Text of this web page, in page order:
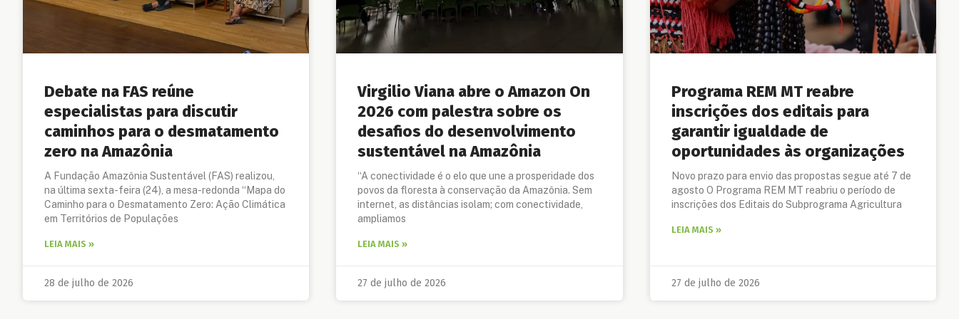
Debate na FAS reúne
especialistas para discutir
caminhos para o desmatamento
zero na Amazônia
A Fundação Amazônia Sustentável (FAS) realizou,
na última sexta-feira (24), a mesa-redonda “Mapa do
Caminho para o Desmatamento Zero: Ação Climática
em Territórios de Populações
LEIA MAIS »
28 de julho de 2026
Virgilio Viana abre o Amazon On
2026 com palestra sobre os
desafios do desenvolvimento
sustentável na Amazônia
“A conectividade é o elo que une a prosperidade dos
povos da floresta à conservação da Amazônia. Sem
internet, as distâncias isolam; com conectividade,
ampliamos
LEIA MAIS »
27 de julho de 2026
Programa REM MT reabre
inscrições dos editais para
garantir igualdade de
oportunidades às organizações
Novo prazo para envio das propostas segue até 7 de
agosto O Programa REM MT reabriu o período de
inscrições dos Editais do Subprograma Agricultura
LEIA MAIS »
27 de julho de 2026